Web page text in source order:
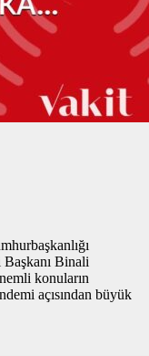
Binali
konuların
açısından büyük